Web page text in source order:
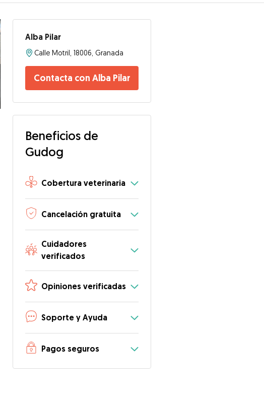
Alba Pilar
Calle Motril, 18006, Granada
Contacta con Alba Pilar
Beneficios de
Gudog
Cobertura veterinaria
Cancelación gratuita
Cuidadores
verificados
Opiniones verificadas
Soporte y Ayuda
Pagos seguros